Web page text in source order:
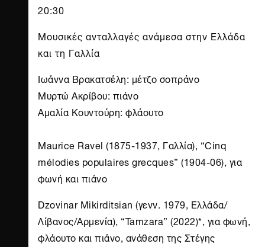
20:30
Mουσικές ανταλλαγές ανάμεσα στην Ελλάδα
και τη Γαλλία
Ιωάννα Βρακατσέλη: μέτζο σοπράνο
Μυρτώ Ακρίβου: πιάνο
Αμαλία Κουντούρη: φλάουτο
Maurice Ravel (1875-1937, Γαλλία), “Cinq
mélodies populaires grecques” (1904-06), για
φωνή και πιάνο
Dzovinar Mikirditsian (γενν. 1979, Ελλάδα/
Λίβανος/Αρμενία), “Tamzara” (2022)*, για φωνή,
φλάουτο και πιάνο, ανάθεση της Στέγης